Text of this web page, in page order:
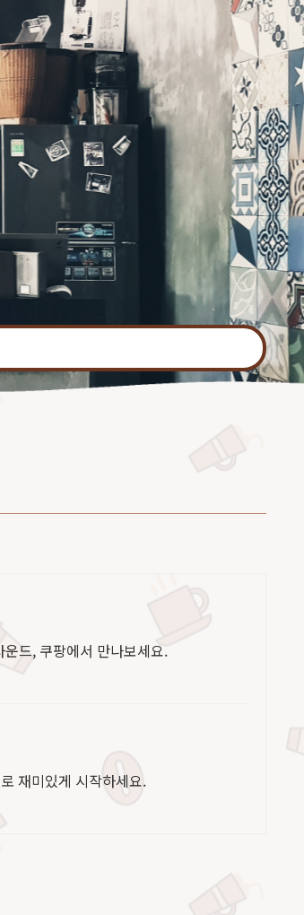
드, 쿠팡에서 만나보세요.
재미있게 시작하세요.